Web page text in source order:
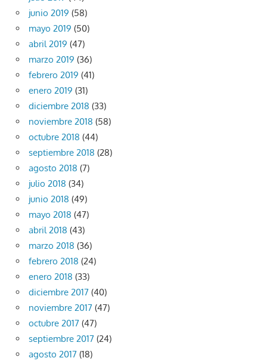
junio 2019 (58)
mayo 2019 (50)
abril 2019 (47)
marzo 2019 (36)
febrero 2019 (41)
enero 2019 (31)
diciembre 2018 (33)
noviembre 2018 (58)
octubre 2018 (44)
septiembre 2018 (28)
agosto 2018 (7)
julio 2018 (34)
junio 2018 (49)
mayo 2018 (47)
abril 2018 (43)
marzo 2018 (36)
febrero 2018 (24)
enero 2018 (33)
diciembre 2017 (40)
noviembre 2017 (47)
octubre 2017 (47)
septiembre 2017 (24)
agosto 2017 (18)